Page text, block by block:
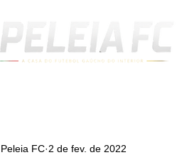
Peleia FC 2 de fev. de 2022